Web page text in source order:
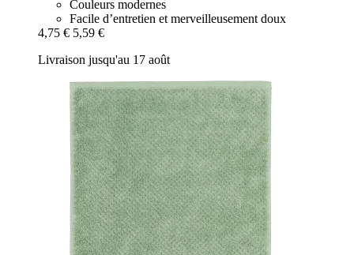
Couleurs modernes
Facile d’entretien et merveilleusement doux
4,75 € 5,59 €
Livraison jusqu'au 17 août